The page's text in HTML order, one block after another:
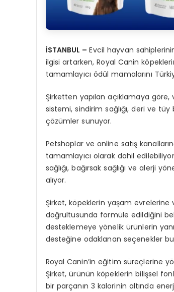
İSTANBUL –Evcil hayvan
ilgisi artarken, Royal Canin
tamamlayıcı ödül mamalarını
Şirketten yapılan açıklamaya
sistemi, sindirim sağlığı, deri ve
çözümler sunuyor.
Petshoplar ve online satış
tamamlayıcı olarak dahil
sağlığı, bağırsak sağlığı ve alerji
alıyor.
Şirket, köpeklerin yaşam
doğrultusunda formüle edildiğini
desteklemeye yönelik ürünlerin
desteğine odaklanan seçenekler
Royal Canin’in eğitim süreçlerine
Şirket, ürünün köpeklerin bilişsel
bir parçanın 3 kalorinin altında